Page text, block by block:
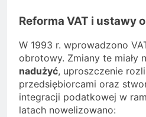
Reforma VAT i ustawy
W 1993 r. wprowadzono
obrotowy. Zmiany te miały
nadużyć, uproszczenie
przedsiębiorcami oraz
integracji podatkowej w
latach nowelizowano: